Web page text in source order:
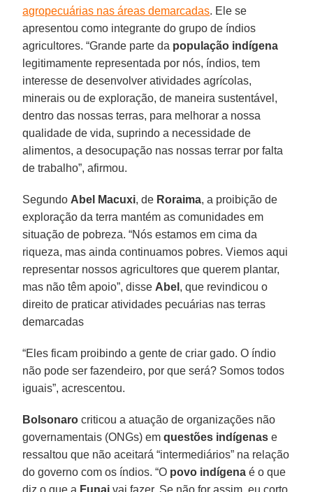
agropecuárias nas áreas demarcadas. Ele se
apresentou como integrante do grupo de índios
agricultores. “Grande parte da população indígena
legitimamente representada por nós, índios, tem
interesse de desenvolver atividades agrícolas,
minerais ou de exploração, de maneira sustentável,
dentro das nossas terras, para melhorar a nossa
qualidade de vida, suprindo a necessidade de
alimentos, a desocupação nas nossas terrar por falta
de trabalho”, afirmou.
Segundo Abel Macuxi, de Roraima, a proibição de
exploração da terra mantém as comunidades em
situação de pobreza. “Nós estamos em cima da
riqueza, mas ainda continuamos pobres. Viemos aqui
representar nossos agricultores que querem plantar,
mas não têm apoio”, disse Abel , que revindicou o
direito de praticar atividades pecuárias nas terras
demarcadas
“Eles ficam proibindo a gente de criar gado. O índio
não pode ser fazendeiro, por que será? Somos todos
iguais”, acrescentou.
Bolsonaro criticou a atuação de organizações não
governamentais (ONGs) emquestões indígenas e
ressaltou que não aceitará “intermediários” na relação
do governo com os índios. “O povo indígena é o que
diz o que a Funai vai fazer. Se não for assim, eu corto